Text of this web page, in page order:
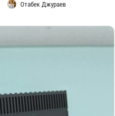
Отабек Джураев